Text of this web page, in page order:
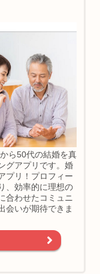
ら50代の結婚を真
グアプリです。婚
プリ！プロフィー
、効率的に理想の
合わせたコミュニ
会いが期待できま